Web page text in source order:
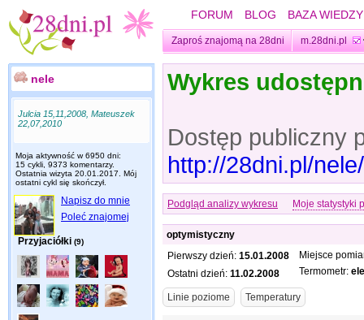
FORUM BLOG BAZA WIEDZY
Zaproś znajomą na 28dni m.28dni.pl
nele
Julcia 15,11,2008, Mateuszek
22,07,2010
Moja aktywność w 6950 dni:
15 cykli, 9373 komentarzy.
Ostatnia wizyta 20.01.2017 . Mój
ostatni cykl się skończył.
Napisz do mnie
Poleć znajomej
Przyjaciółki (9)
Wykres
Dostęp publiczny
http://28dni.pl/
Podgląd analizy wykresu Moje statystyki
optymistyczny
Pierwszy dzień: 15.01.2008
Ostatni dzień: 11.02.2008
Miejsce
Termometr: